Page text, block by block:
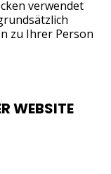
verwendet
zu Ihrer Person
WEBSITE